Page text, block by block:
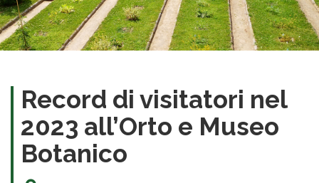
Record di visitatori nel
2023 all’Orto e Museo
Botanico